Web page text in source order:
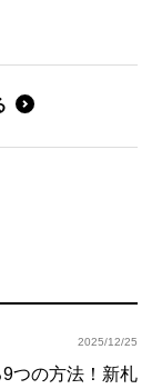
2025/12/25
つの方法！新札